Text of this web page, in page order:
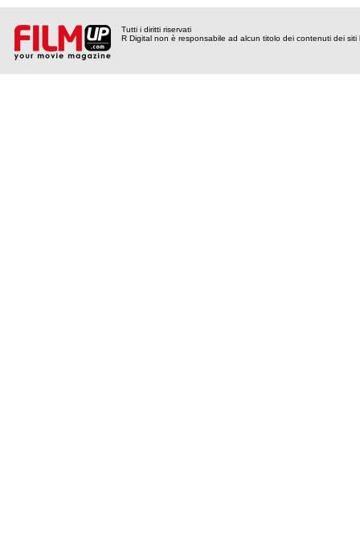
Tutti i diritti riservati
R Digital non è responsabile ad alcun titolo dei contenuti dei siti